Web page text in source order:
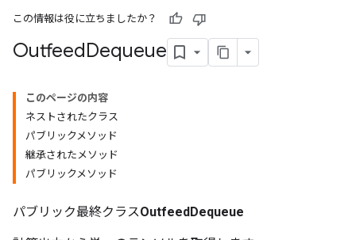
この情報は役に立ちましたか？
OutfeedDequeue
このページの内容
ネストされたクラス
パブリックメソッド
継承されたメソッド
パブリックメソッド
パブリック最終クラスOutfeedDequeue